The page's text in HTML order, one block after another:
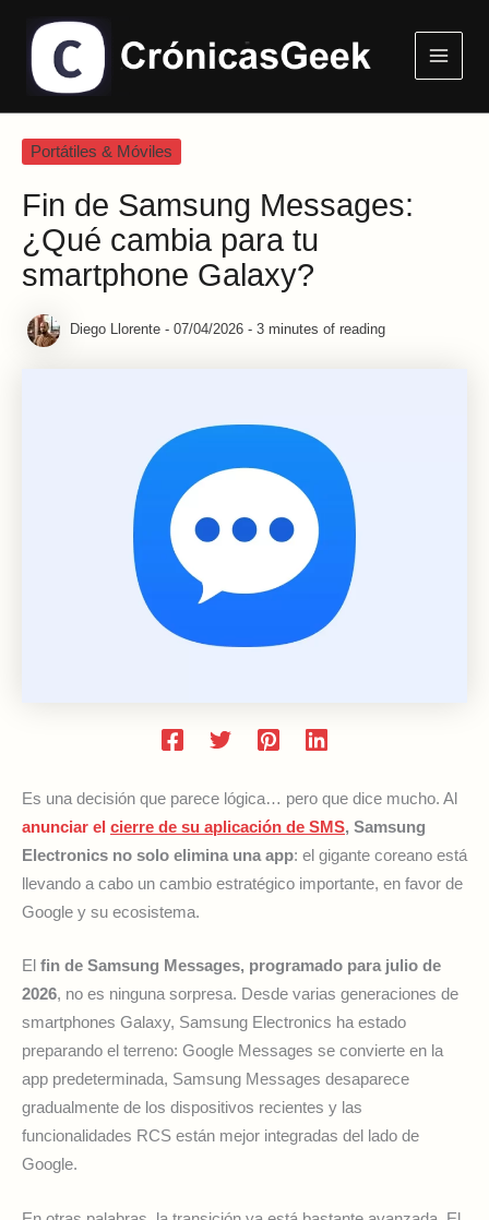
contenido
Menu
Portátiles & Móviles
Fin de Samsung Messages:
¿Qué cambia para tu
smartphone Galaxy?
Diego Llorente - 07/04/2026 - 3 minutes of reading
Es una decisión que parece lógica… pero que dice mucho. Al
anunciar el cierre de su aplicación de SMS, Samsung
Electronics no solo elimina una app: el gigante coreano está
llevando a cabo un cambio estratégico importante, en favor de
Google y su ecosistema.
El fin de Samsung Messages, programado para julio de
2026, no es ninguna sorpresa. Desde varias generaciones de
smartphones Galaxy, Samsung Electronics ha estado
preparando el terreno: Google Messages se convierte en la
app predeterminada, Samsung Messages desaparece
gradualmente de los dispositivos recientes y las
funcionalidades RCS están mejor integradas del lado de
Google.